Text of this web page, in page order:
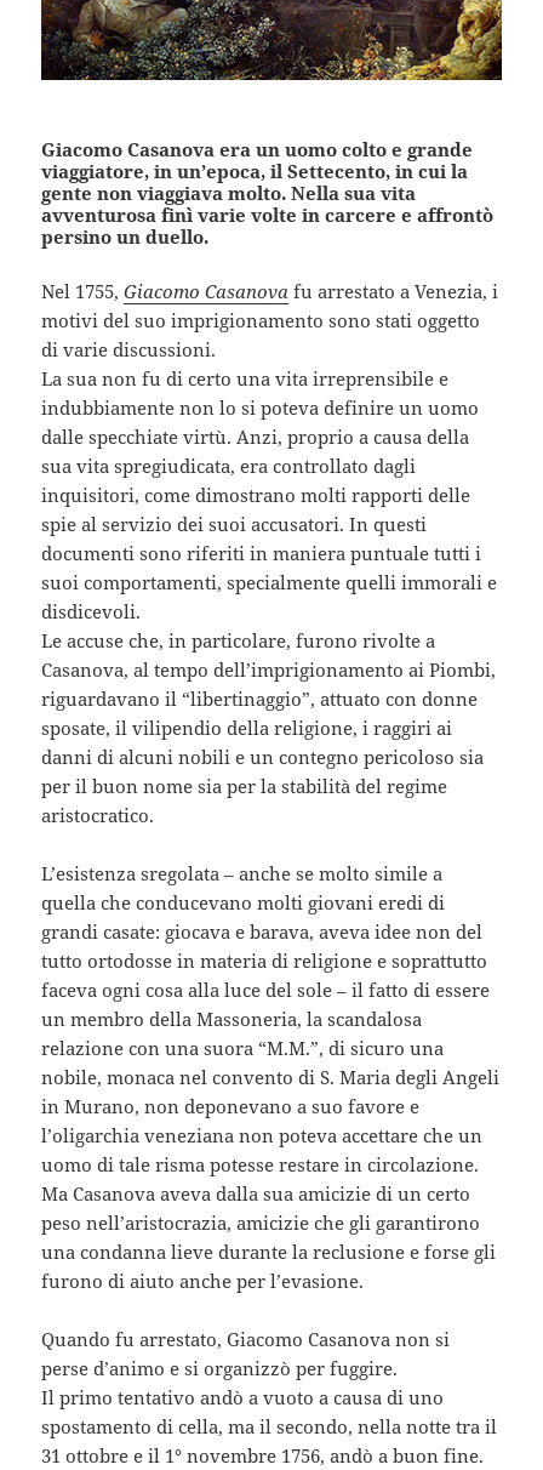
Giacomo Casanova era un uomo colto e grande
viaggiatore, in un’epoca, il Settecento, in cui la
gente non viaggiava molto. Nella sua vita
avventurosa finì varie volte in carcere e affrontò
persino un duello.
Nel 1755,Giacomo Casanova fu arrestato a Venezia, i
motivi del suo imprigionamento sono stati oggetto
di varie discussioni.
La sua non fu di certo una vita irreprensibile e
indubbiamente non lo si poteva definire un uomo
dalle specchiate virtù. Anzi, proprio a causa della
sua vita spregiudicata, era controllato dagli
inquisitori, come dimostrano molti rapporti delle
spie al servizio dei suoi accusatori. In questi
documenti sono riferiti in maniera puntuale tutti i
suoi comportamenti, specialmente quelli immorali e
disdicevoli.
Le accuse che, in particolare, furono rivolte a
Casanova, al tempo dell’imprigionamento ai Piombi,
riguardavano il “libertinaggio”, attuato con donne
sposate, il vilipendio della religione, i raggiri ai
danni di alcuni nobili e un contegno pericoloso sia
per il buon nome sia per la stabilità del regime
aristocratico.
L’esistenza sregolata – anche se molto simile a
quella che conducevano molti giovani eredi di
grandi casate: giocava e barava, aveva idee non del
tutto ortodosse in materia di religione e soprattutto
faceva ogni cosa alla luce del sole – il fatto di essere
un membro della Massoneria, la scandalosa
relazione con una suora “M.M.”, di sicuro una
nobile, monaca nel convento di S. Maria degli Angeli
in Murano, non deponevano a suo favore e
l’oligarchia veneziana non poteva accettare che un
uomo di tale risma potesse restare in circolazione.
Ma Casanova aveva dalla sua amicizie di un certo
peso nell’aristocrazia, amicizie che gli garantirono
una condanna lieve durante la reclusione e forse gli
furono di aiuto anche per l’evasione.
Quando fu arrestato, Giacomo Casanova non si
perse d’animo e si organizzò per fuggire.
Il primo tentativo andò a vuoto a causa di uno
spostamento di cella, ma il secondo, nella notte tra il
31 ottobre e il 1° novembre 1756, andò a buon fine.